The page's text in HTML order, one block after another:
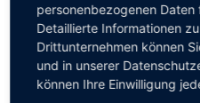
Oleg Korob-Gaulke
Transparenz vor dem
personenbezogenen
Detaillierte Informationen
Drittunternehmen können
und in unserer
können Ihre Einwilligung